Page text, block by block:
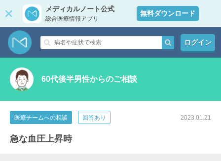
メディカルノート公式
総合医療情報アプリ
無料ダウンロード
ログイン
60代後半男性からのご相談
医療チームへの相談 回答あり 2023.01.21
急な血圧上昇時